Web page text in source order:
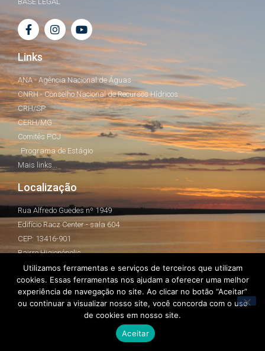
Links
ANA - Agência Nacional de Águas
CNRH - Conselho Nacional de Recursos Hídricos
CRH/SP
CERH/MG
Comitês PCJ
Programa de Estágio
Mais links...
Localização
Rua Alfredo Guedes nº 1949
Edifício Racz Center - sala 604
CEP: 13416-901
Bairro Higienópolis
Piracicaba - SP
(19) 3437-2100
Utilizamos ferramentas e serviços de terceiros que utilizam
cookies. Essas ferramentas nos ajudam a oferecer uma melhor
experiência de navegação no site. Ao clicar no botão “Aceitar”
ou continuar a visualizar nosso site, você concorda com o uso
de cookies em nosso site.
Aceitar